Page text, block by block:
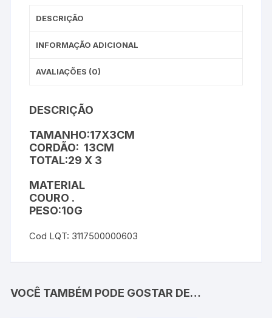
DESCRIÇÃO
INFORMAÇÃO ADICIONAL
AVALIAÇÕES (0)
DESCRIÇÃO
TAMANHO:17X3CM
CORDÃO: 13CM
TOTAL:29 X 3
MATERIAL
COURO .
PESO:10G
Cod LQT: 3117500000603
VOCÊ TAMBÉM PODE GOSTAR DE…